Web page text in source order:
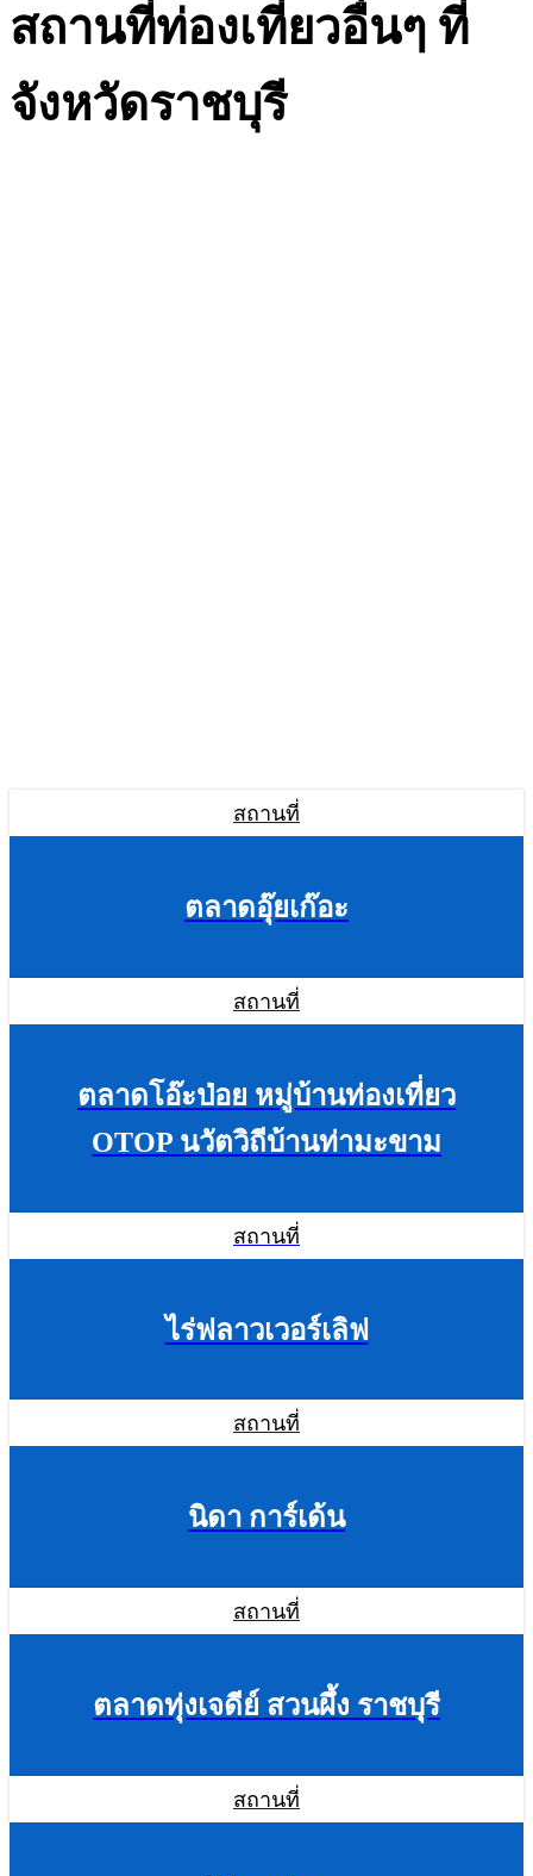
สถานที่ท่องเที่ยวอื่นๆ ที่
จังหวัดราชบุรี
สถานที่
ตลาดอุ๊ยเก๊อะ
สถานที่
ตลาดโอ๊ะป่อย หมู่บ้านท่องเที่ยว
OTOP นวัตวิถีบ้านท่ามะขาม
สถานที่
ไร่ฟลาวเวอร์เลิฟ
สถานที่
นิดา การ์เด้น
สถานที่
ตลาดทุ่งเจดีย์ สวนผึ้ง ราชบุรี
สถานที่